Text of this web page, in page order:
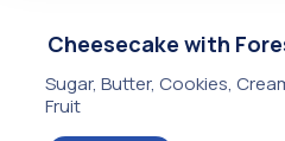
Cheesecake with
Sugar, Butter, Cookies,
Fruit